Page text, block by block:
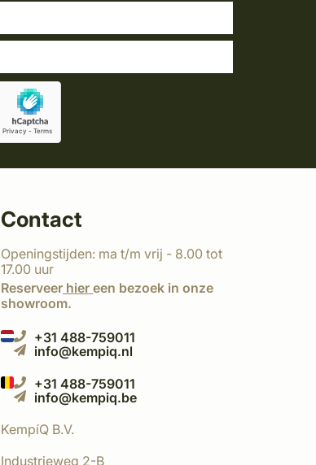
Contact
Openingstijden: ma t/m vrij - 8.00 tot
17.00 uur
Reserveer hier een bezoek in onze
showroom.
+31 488-759011
info@kempiq.nl
+31 488-759011
info@kempiq.be
KempíQ B.V.
Industrieweg 2-B